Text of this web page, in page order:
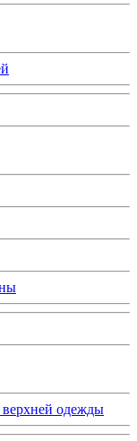
одежды